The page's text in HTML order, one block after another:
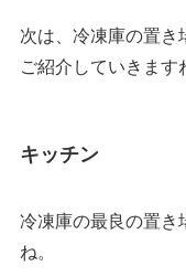
次は、冷凍庫の置き
ご紹介していきます
キッチン
冷凍庫の最良の置き
ね。